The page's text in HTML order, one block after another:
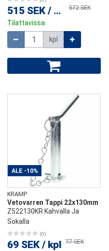
515 SEK / kpl 572 SEK
Tilattavissa
kpl
ALE -10%
KRAMP
Vetovarren Tappi 22x130mm
Z522130KR Kahvalla Ja
Sokalla
(0)
69 SEK / kpl 77 SEK